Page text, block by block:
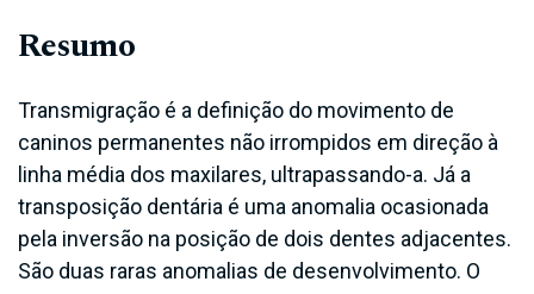
Resumo
Transmigração é a definição do movimento de
caninos permanentes não irrompidos em direção à
linha média dos maxilares, ultrapassando-a. Já a
transposição dentária é uma anomalia ocasionada
pela inversão na posição de dois dentes adjacentes.
São duas raras anomalias de desenvolvimento. O